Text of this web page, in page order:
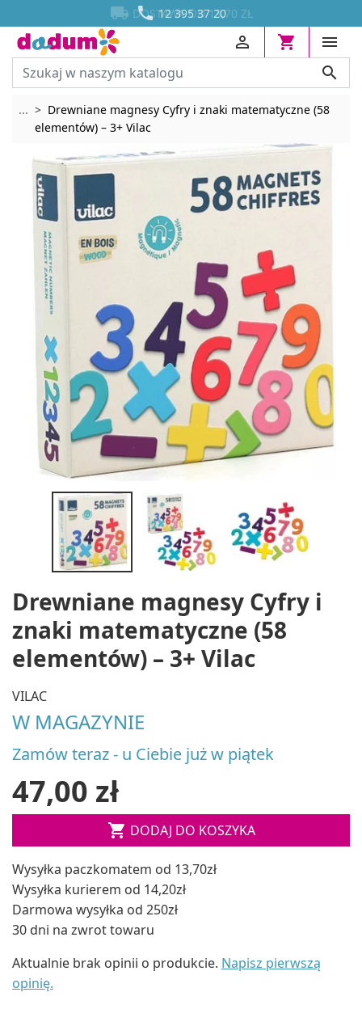
 12 395 37 20
 DOSTAWA OD 13,70 ZŁ






... Rozwiń breadcrumbs
Drewniane magnesy Cyfry i znaki matematyczne (58
elementów) – 3+ Vilac
Drewniane magnesy Cyfry i
znaki matematyczne (58
elementów) – 3+ Vilac
VILAC
W MAGAZYNIE
Zamów teraz - u Ciebie już w piątek
47,00 zł
 DODAJ DO KOSZYKA
Wysyłka paczkomatem od 13,70zł
Wysyłka kurierem od 14,20zł
Darmowa wysyłka od 250zł
30 dni na zwrot towaru
Aktualnie brak opinii o produkcie. Napisz pierwszą
opinię.